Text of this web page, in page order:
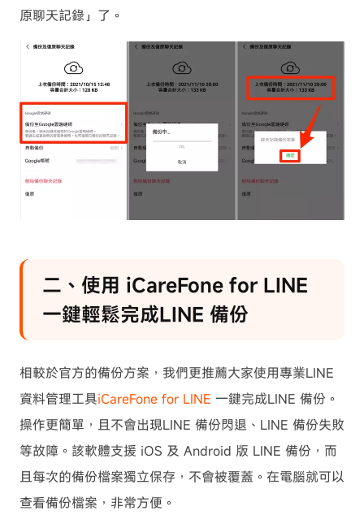
原聊天記錄」了。
二、使用 iCareFone for LINE
一鍵輕鬆完成LINE 備份
相較於官方的備份方案，我們更推薦大家使用專業LINE
資料管理工具iCareFone for LINE 一鍵完成LINE 備份。
操作更簡單，且不會出現LINE 備份閃退、LINE 備份失敗
等故障。該軟體支援 iOS 及 Android 版 LINE 備份，而
且每次的備份檔案獨立保存，不會被覆蓋。在電腦就可以
查看備份檔案，非常方便。